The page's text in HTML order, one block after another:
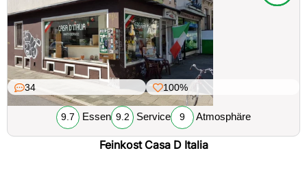
34 100%
9.7 Essen 9.2 Service 9 Atmosphäre
Feinkost Casa D Italia